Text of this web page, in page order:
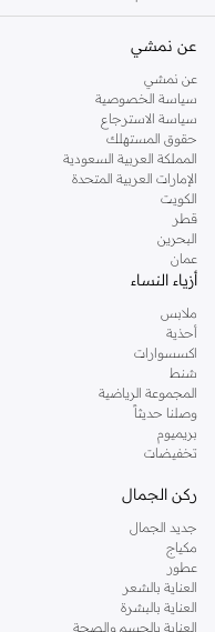
عن نمشي
عن نمشي
سياسة الخصوصية
سياسة الاسترجاع
حقوق المستهلك
المملكة العربية السعودية
الإمارات العربية المتحدة
الكويت
قطر
البحرين
عمان
أزياء النساء
ملابس
أحذية
اكسسوارات
شنط
المجموعة الرياضية
وصلنا حديثاً
بريميوم
تخفيضات
ركن الجمال
جديد الجمال
مكياج
عطور
العناية بالشعر
العناية بالبشرة
العناية بالجسم والصحة